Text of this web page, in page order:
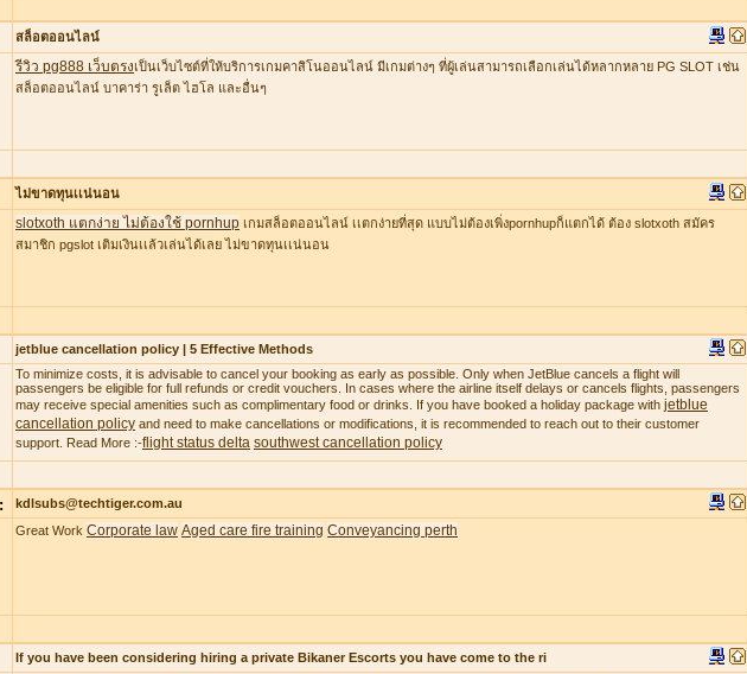
สล็อตออนไลน์
รีวิว pg888 เว็บตรงเป็นเว็บไซต์ที่ให้บริการเกมคาสิโนออนไลน์ มีเกมต่างๆ ที่ผู้เล่นสามารถเลือกเล่นได้หลากหลาย PG SLOT เช่น
สล็อตออนไลน์ บาคาร่า รูเล็ต ไฮโล และอื่นๆ
ไม่ขาดทุนเเน่นอน
slotxoth แตกง่าย ไม่ต้องใช้ pornhup เกมสล็อตออนไลน์ เเตกง่ายที่สุด แบบไม่ต้องเพิ่งpornhupก็แตกได้ ต้อง slotxoth สมัคร
สมาชิก pgslot เติมเงินเเล้วเล่นได้เลย ไม่ขาดทุนเเน่นอน
jetblue cancellation policy | 5 Effective Methods
To minimize costs, it is advisable to cancel your booking as early as possible. Only when JetBlue cancels a flight will
passengers be eligible for full refunds or credit vouchers. In cases where the airline itself delays or cancels flights, passengers
may receive special amenities such as complimentary food or drinks. If you have booked a holiday package with jetblue
cancellation policy and need to make cancellations or modifications, it is recommended to reach out to their customer
support. Read More :-flight status delta southwest cancellation policy
kdlsubs@techtiger.com.au
Great Work Corporate law Aged care fire training Conveyancing perth
If you have been considering hiring a private Bikaner Escorts you have come to the ri